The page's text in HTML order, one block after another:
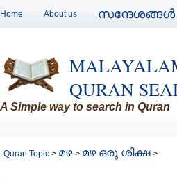
Home About us സന്ദേശങ്ങള്‍
QURAN
A Simple way to search in Quran
Quran Topic > മഴ > മഴ ഒരു ശിക്ഷ >